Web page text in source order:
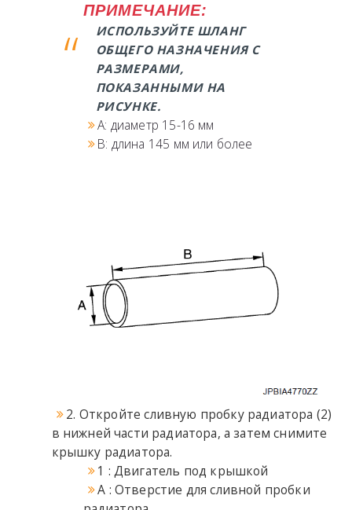
ПРИМЕЧАНИЕ:
ИСПОЛЬЗУЙТЕ ШЛАНГ
ОБЩЕГО НАЗНАЧЕНИЯ С
РАЗМЕРАМИ,
ПОКАЗАННЫМИ НА
РИСУНКЕ.
A: диаметр 15-16 мм
B: длина 145 мм или более
2. Откройте сливную пробку радиатора (2)
в нижней части радиатора, а затем снимите
крышку радиатора.
1 : Двигатель под крышкой
A : Отверстие для сливной пробки